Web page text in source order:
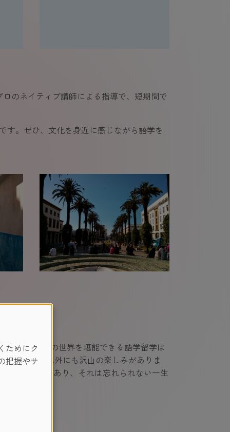
のネイティブ講師による指導で、短期間で
す。ぜひ、文化を身近に感じながら語学を
にアラビアの世界を堪能できる語学留学は
語学勉強以外にも沢山の楽しみがありま
の出会いがあり、それは忘れられない一生
ためにク
把握やサ